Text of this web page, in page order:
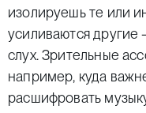
изолируешь те или
усиливаются
слух. Зрительные
например, куда
расшифровать